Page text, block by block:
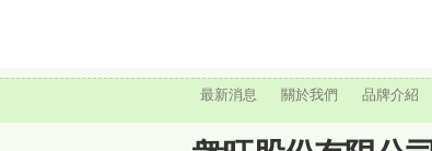
最新消息 關於我們 品牌介紹